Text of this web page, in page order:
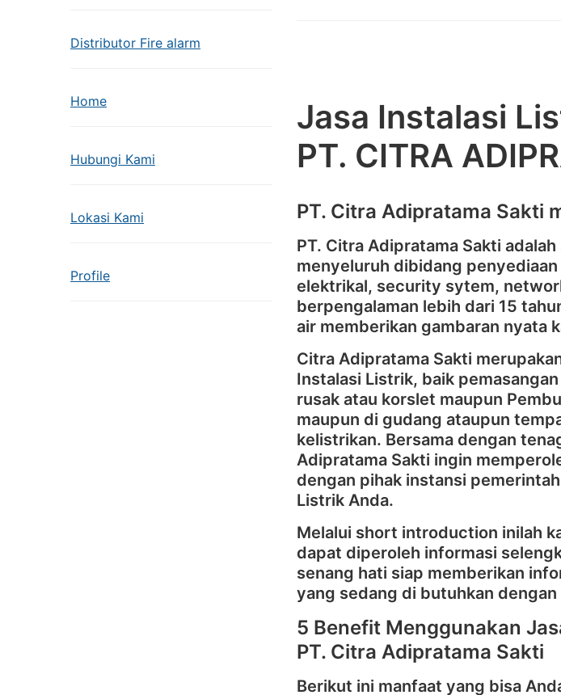
Distributor Fire alarm
Home
Hubungi Kami
Lokasi Kami
Profile
Jasa Instalasi
PT. CITRA
PT. Citra Adipratama Sakti
PT. Citra Adipratama Sakti
menyeluruh dibidang
elektrikal, security sytem,
berpengalaman lebih dari 15
air memberikan gambaran nyata
Citra Adipratama Sakti
Instalasi Listrik, baik
rusak atau korslet maupun
maupun di gudang ataupun
kelistrikan. Bersama dengan
Adipratama Sakti ingin
dengan pihak instansi
Listrik Anda.
Melalui short introduction inilah
dapat diperoleh informasi
senang hati siap memberikan
yang sedang di butuhkan
5 Benefit Menggunakan
PT. Citra Adipratama Sakti
Berikut ini manfaat yang bisa